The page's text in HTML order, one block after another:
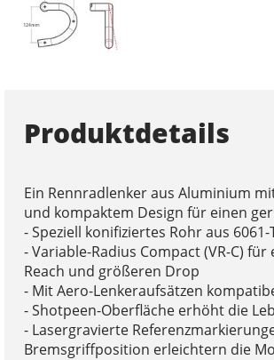
Produktdetails
Ein Rennradlenker aus Aluminium
und kompaktem Design für einen
- Speziell konifiziertes Rohr aus
- Variable-Radius Compact (VR-C)
Reach und größeren Drop
- Mit Aero-Lenkeraufsätzen
- Shotpeen-Oberfläche erhöht die
- Lasergravierte
Bremsgriffposition erleichtern die